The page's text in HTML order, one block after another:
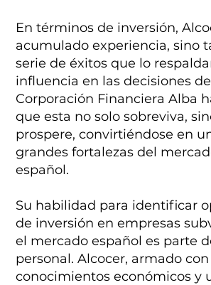
En términos de inversión,
acumulado experiencia, sino
serie de éxitos que lo
influencia en las decisiones
Corporación Financiera Alba
que esta no solo sobreviva,
prospere, convirtiéndose en
grandes fortalezas del
español.
Su habilidad para identificar
de inversión en empresas
el mercado español es parte
personal. Alcocer, armado con
conocimientos económicos y